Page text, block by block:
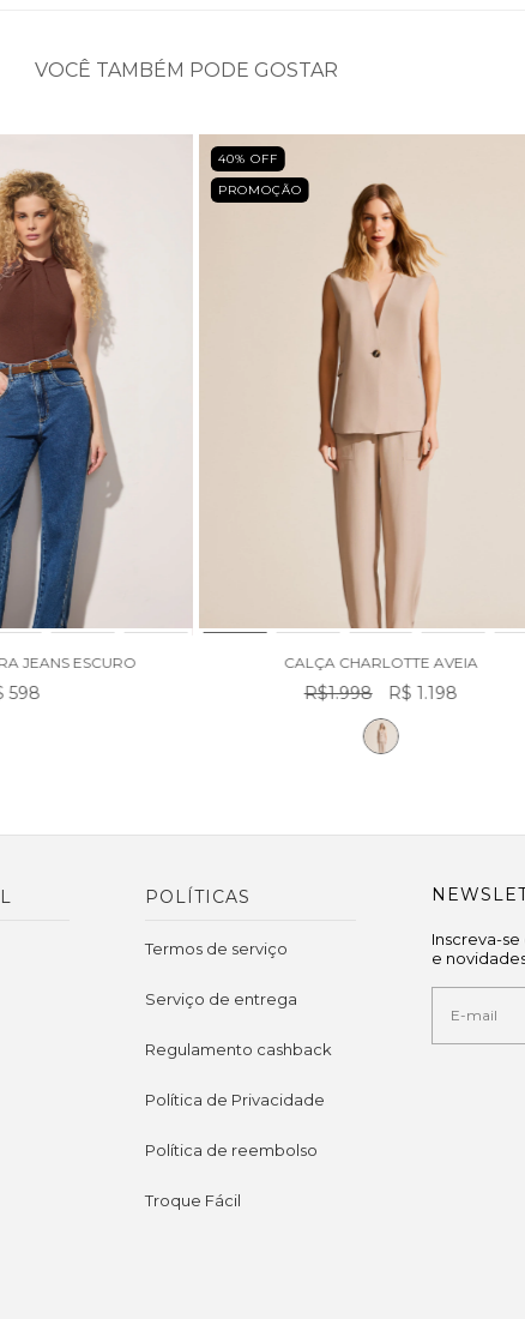
VOCÊ TAMBÉM PODE GOSTAR
AVEIA
R$ 1.198
CALÇA FLARE BRUNA JEANS AZUL
R$ 649
POLÍTICAS
Termos de serviço
Serviço de entrega
Regulamento cashback
Política de Privacidade
Política de reembolso
Troque Fácil
Inscreva-
e